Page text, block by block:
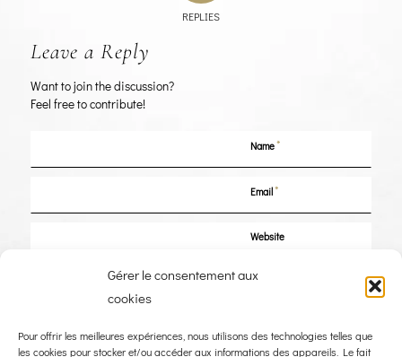
Gérer le consentement aux
cookies
Pour offrir les meilleures expériences, nous utilisons des technologies telles que
les cookies pour stocker et/ou accéder aux informations des appareils. Le fait
REPLIES
Leave a Reply
Want to join the discussion?
Feel free to contribute!
Name*
Email*
Website
Save my name, email, and website in this browser for the next time I